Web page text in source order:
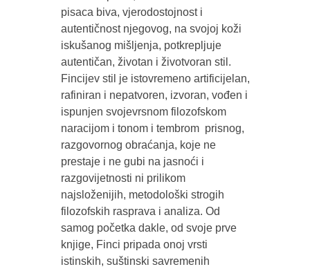
pisaca biva, vjerodostojnost i
autentičnost njegovog, na svojoj koži
iskušanog mišljenja, potkrepljuje
autentičan, životan i životvoran stil.
Fincijev stil je istovremeno artificijelan,
rafiniran i nepatvoren, izvoran, vođen i
ispunjen svojevrsnom filozofskom
naracijom i tonom i tembrom prisnog,
razgovornog obraćanja, koje ne
prestaje i ne gubi na jasnoći i
razgovijetnosti ni prilikom
najsloženijih, metodološki strogih
filozofskih rasprava i analiza. Od
samog početka dakle, od svoje prve
knjige, Finci pripada onoj vrsti
istinskih, suštinski savremenih